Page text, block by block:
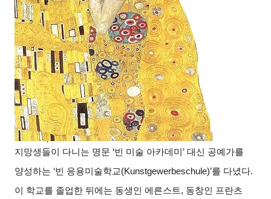
지망생들이 다니는 명문 ‘빈 미술 아카데미’ 대신 공예가를
양성하는 ‘빈 응용미술학교(Kunstgewerbeschule)’를 다녔다.
이 학교를 졸업한 뒤에는 동생인 에른스트, 동창인 프란츠